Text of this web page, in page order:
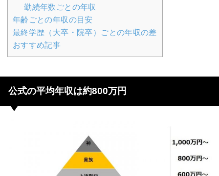
勤続年数ごとの年収
年齢ごとの年収の目安
最終学歴（大卒・院卒）ごとの年収の差
おすすめ記事
公式の平均年収は約800万円